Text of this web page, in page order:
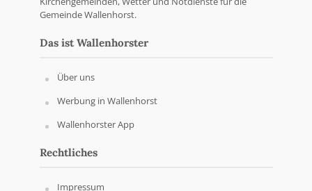
Gemeinde Wallenhorst.
Das ist Wallenhorster
Über uns
Werbung in Wallenhorst
Wallenhorster App
Rechtliches
Impressum